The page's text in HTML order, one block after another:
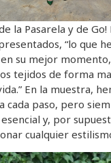
la Pasarela y de
“lo que
su mejor
tejidos de forma
En la muestra,
cada paso, pero
y, por
cualquier